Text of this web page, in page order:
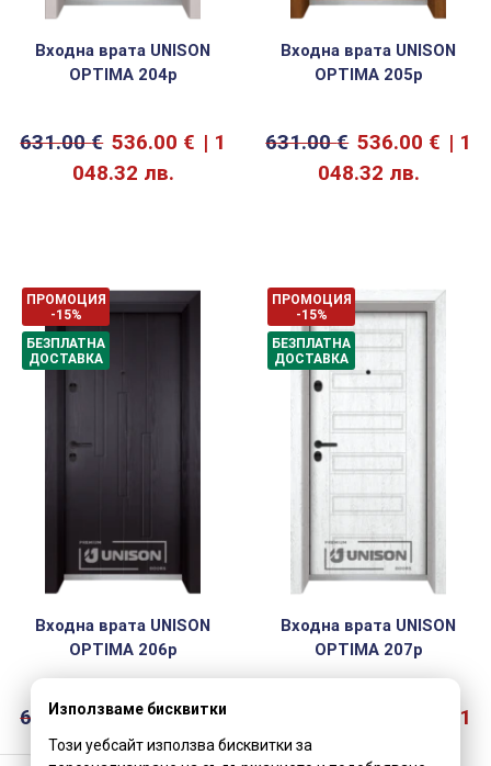
Входна врата UNISON
OPTIMA 204p
631.00€ 536.00 €
1
048.32 лв.
Входна врата UNISON
OPTIMA 205p
631.00€ 536.00 €
1
048.32 лв.
ПРОМОЦИЯ
-15%
БЕЗПЛАТНА
ДОСТАВКА
Входна врата UNISON
OPTIMA 206p
631.00€ 536.00€
1
048.32 лв.
ПРОМОЦИЯ
-15%
БЕЗПЛАТНА
ДОСТАВКА
Входна врата UNISON
OPTIMA 207p
1
Използваме бисквитки
Този уебсайт използва бисквитки за